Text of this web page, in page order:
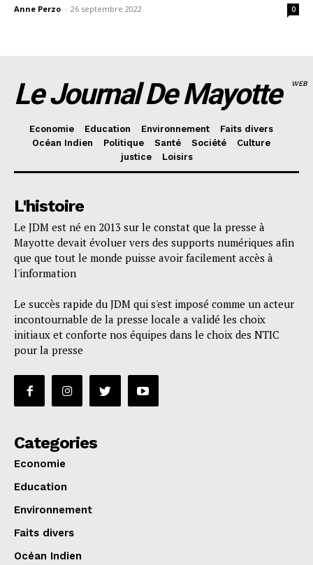
Anne Perzo - 26 septembre 2022 0
Le Journal De Mayotte WEB
Economie Education Environnement
Faits divers
Océan Indien
Politique Santé Société
Culture
justice
Loisirs
L'histoire
Le JDM est né en 2013 sur le constat que la presse à
Mayotte devait évoluer vers des supports numériques afin
que que tout le monde puisse avoir facilement accès à
l'information
Le succès rapide du JDM qui s'est imposé comme un acteur
incontournable de la presse locale a validé les choix
initiaux et conforte nos équipes dans le choix des NTIC
pour la presse
Categories
Economie
Education
Environnement
Faits divers
Océan Indien